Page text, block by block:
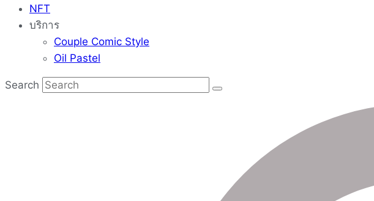
NFT
บริการ
Couple Comic Style
Oil Pastel
Search